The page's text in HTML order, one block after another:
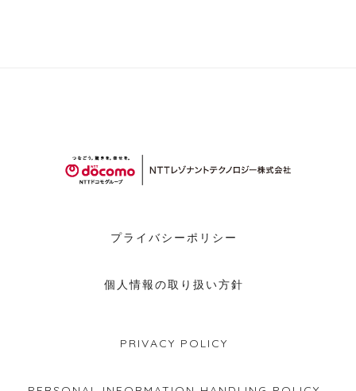
プライバシーポリシー
個人情報の取り扱い方針
PRIVACY POLICY